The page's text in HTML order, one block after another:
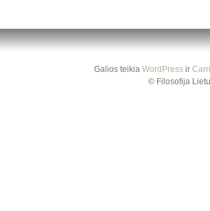
Galios teikia WordPressir
© Filosofija